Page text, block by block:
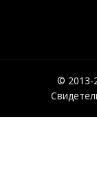
© 2013-